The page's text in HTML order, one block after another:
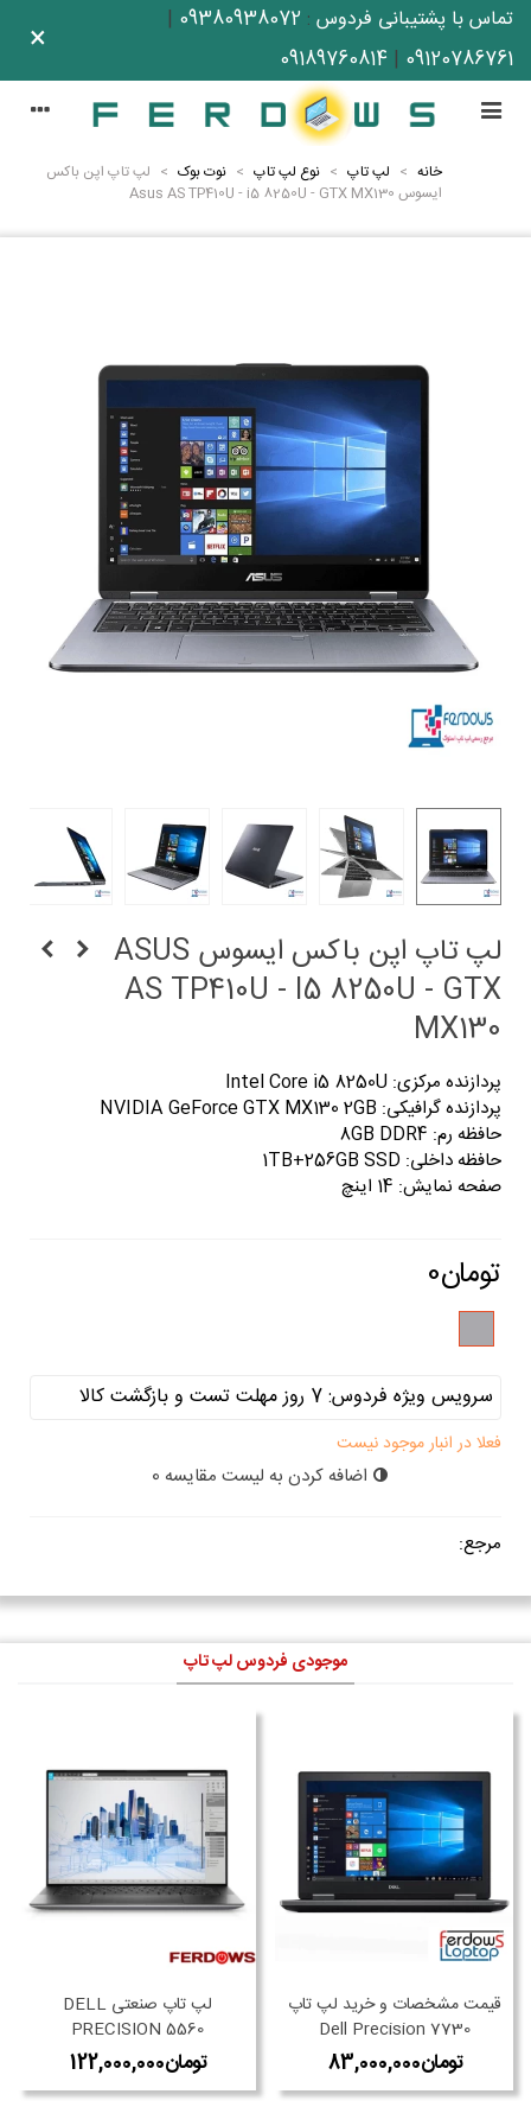
تماس با پشتیبانی فردوس :
09380938072
|
09120786761
|
09189760814
×
خانه > لپ تاپ > نوع لپ تاپ > نوت بوک > لپ تاپ اپن باکس
ایسوس Asus AS TP410U - i5 8250U - GTX MX130
لپ تاپ اپن باکس ایسوس ASUS
AS TP410U - I5 8250U - GTX
MX130
پردازنده مرکزی: Intel Core i5 8250U
پردازنده گرافیکی: NVIDIA GeForce GTX MX130 2GB
حافظه رم: 8GB DDR4
حافظه داخلی: 1TB+256GB SSD
صفحه نمایش: 14 اینچ
ای
فعلا در انبار موجود نیست
اضافه کردن به لیست مقایسه 0
مرجع:
موجودی فردوس لپ تاپ
قیمت مشخصات و خرید لپ تاپ
Dell Precision 7730
لپ تاپ صنعتی DELL
PRECISION 5560